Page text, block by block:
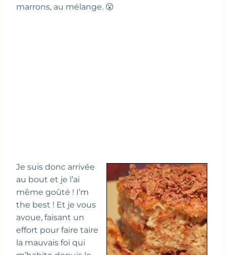
marrons, au mélange. 😮
Je suis donc arrivée
au bout et je l’ai
même goûté ! I’m
the best ! Et je vous
avoue, faisant un
effort pour faire taire
la mauvais foi qui